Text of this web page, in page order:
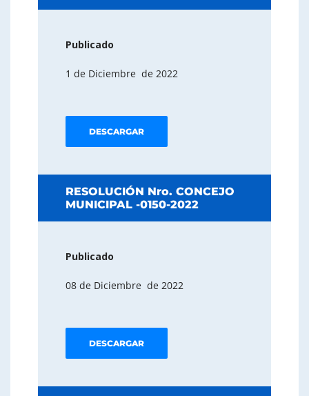
Publicado
1 de Diciembre de 2022
DESCARGAR
RESOLUCIÓN Nro. CONCEJO
MUNICIPAL -0150-2022
Publicado
08 de Diciembre de 2022
DESCARGAR